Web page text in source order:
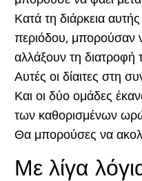
Κατά τη διάρκεια
περιόδου, μπορούσαν
αλλάξουν τη διατροφή
Αυτές οι δίαιτες στη
Και οι δύο ομάδες
των καθορισμένων
Θα μπορούσες να
Με λίγα